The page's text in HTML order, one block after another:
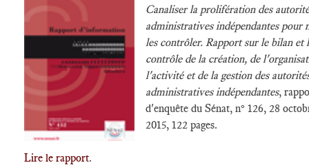
Canaliser la prolifération des
administratives indépendantes pour
les contrôler. Rapport sur le bilan et
contrôle de la création, de
l'activité et de la gestion des
administratives indépendantes,
d'enquête du Sénat, n° 126, 28
2015, 122 pages.
Lire le rapport.